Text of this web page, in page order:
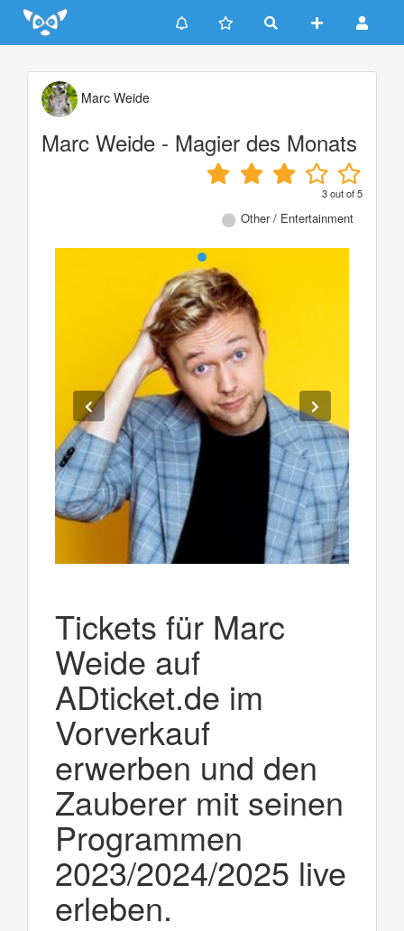
Update cookies preferences
Marc Weide
Marc Weide - Magier des Monats
3out of5
Other / Entertainment
Tickets für Marc
Weide auf
ADticket.de im
Vorverkauf
erwerben und den
Zauberer mit seinen
Programmen
2023/2024/2025 live
erleben.